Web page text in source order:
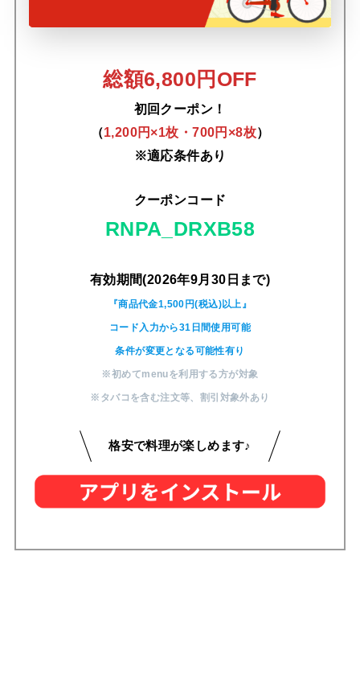
総額6,800円OFF
初回クーポン！
（1,200円×1枚・700円×8枚）
※適応条件あり
クーポンコード
RNPA_DRXB58
有効期間(2026年9月30日まで)
『商品代金1,500円(税込)以上』
コード入力から31日間使用可能
条件が変更となる可能性有り
※初めてmenuを利用する方が対象
※タバコを含む注文等、 割引対象外あり
格安で料理が楽しめます♪